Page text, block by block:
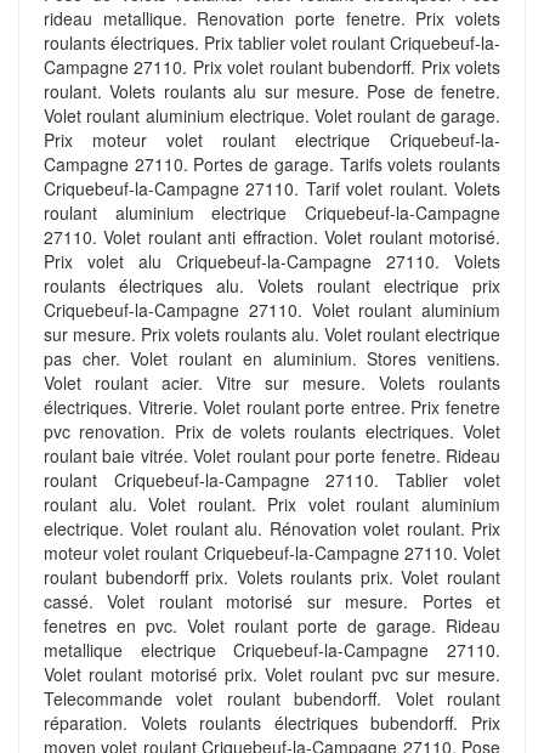
rideau metallique. Renovation porte fenetre. Prix volets
roulants électriques. Prix tablier volet roulant Criquebeuf-la-
Campagne 27110. Prix volet roulant bubendorff. Prix volets
roulant. Volets roulants alu sur mesure. Pose de fenetre.
Volet roulant aluminium electrique. Volet roulant de garage.
Prix moteur volet roulant electrique Criquebeuf-la-
Campagne 27110. Portes de garage. Tarifs volets roulants
Criquebeuf-la-Campagne 27110. Tarif volet roulant. Volets
roulant aluminium electrique Criquebeuf-la-Campagne
27110. Volet roulant anti effraction. Volet roulant motorisé.
Prix volet alu Criquebeuf-la-Campagne 27110. Volets
roulants électriques alu. Volets roulant electrique prix
Criquebeuf-la-Campagne 27110. Volet roulant aluminium
sur mesure. Prix volets roulants alu. Volet roulant electrique
pas cher. Volet roulant en aluminium. Stores venitiens.
Volet roulant acier. Vitre sur mesure. Volets roulants
électriques. Vitrerie. Volet roulant porte entree. Prix fenetre
pvc renovation. Prix de volets roulants electriques. Volet
roulant baie vitrée. Volet roulant pour porte fenetre. Rideau
roulant Criquebeuf-la-Campagne 27110. Tablier volet
roulant alu. Volet roulant. Prix volet roulant aluminium
electrique. Volet roulant alu. Rénovation volet roulant. Prix
moteur volet roulant Criquebeuf-la-Campagne 27110. Volet
roulant bubendorff prix. Volets roulants prix. Volet roulant
cassé. Volet roulant motorisé sur mesure. Portes et
fenetres en pvc. Volet roulant porte de garage. Rideau
metallique electrique Criquebeuf-la-Campagne 27110.
Volet roulant motorisé prix. Volet roulant pvc sur mesure.
Telecommande volet roulant bubendorff. Volet roulant
réparation. Volets roulants électriques bubendorff. Prix
moyen volet roulant Criquebeuf-la-Campagne 27110. Pose